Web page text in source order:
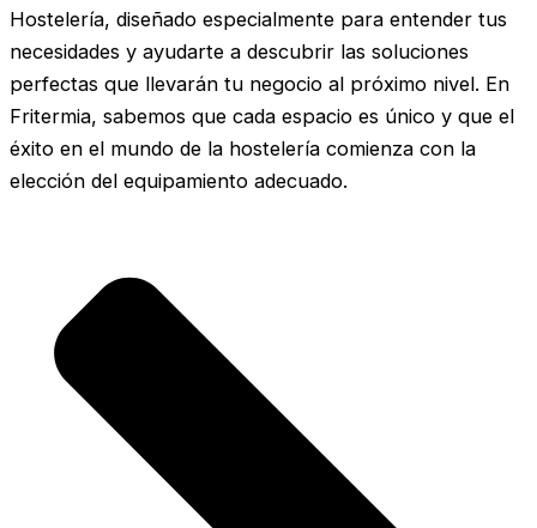
Hostelería, diseñado especialmente para entender tus
necesidades y ayudarte a descubrir las soluciones
perfectas que llevarán tu negocio al próximo nivel. En
Fritermia, sabemos que cada espacio es único y que el
éxito en el mundo de la hostelería comienza con la
elección del equipamiento adecuado.